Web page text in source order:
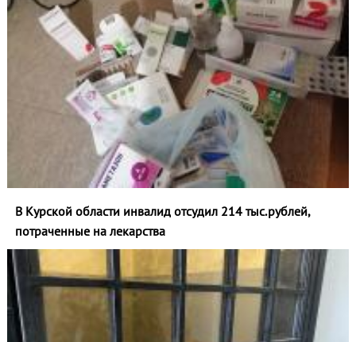
В Курской области инвалид отсудил 214 тыс.рублей,
потраченные на лекарства